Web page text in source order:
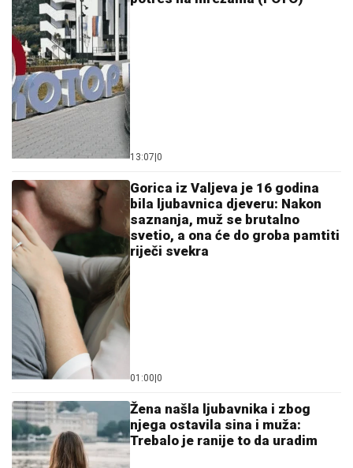
13:07 0
Gorica iz Valjeva je 16 godina
bila ljubavnica djeveru: Nakon
saznanja, muž se brutalno
svetio, a ona će do groba pamtiti
riječi svekra
01:00 0
Žena našla ljubavnika i zbog
njega ostavila sina i muža:
Trebalo je ranije to da uradim